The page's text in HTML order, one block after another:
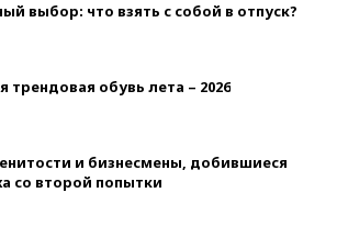
выбор: что взять с собой в отпуск?
трендовая обувь лета – 2026
и бизнесмены, добившиеся
со второй попытки